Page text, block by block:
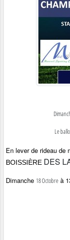
Le
En lever de rideau de
BOISSIÈRE DES
Dimanche 18 Octobre à